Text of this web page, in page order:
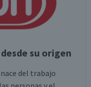
su origen
del trabajo